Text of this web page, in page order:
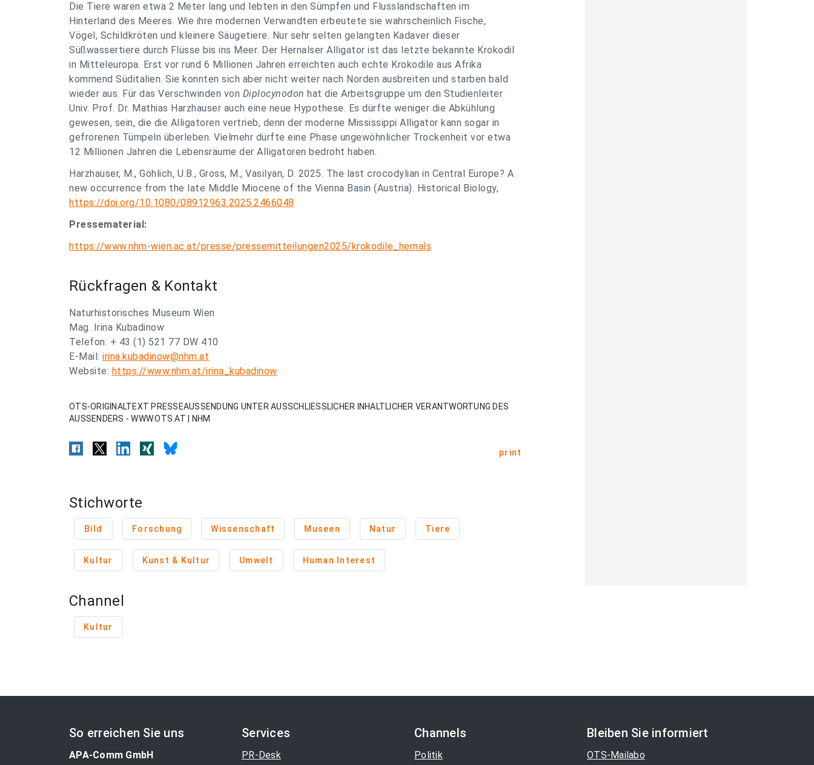
Die Tiere waren etwa 2 Meter lang und lebten in den Sümpfen und Flusslandschaften im
Hinterland des Meeres. Wie ihre modernen Verwandten erbeutete sie wahrscheinlich Fische,
Vögel, Schildkröten und kleinere Säugetiere. Nur sehr selten gelangten Kadaver dieser
Süßwassertiere durch Flüsse bis ins Meer. Der Hernalser Alligator ist das letzte bekannte Krokodil
in Mitteleuropa. Erst vor rund 6 Millionen Jahren erreichten auch echte Krokodile aus Afrika
kommend Süditalien. Sie konnten sich aber nicht weiter nach Norden ausbreiten und starben bald
wieder aus. Für das Verschwinden von Diplocynodon hat die Arbeitsgruppe um den Studienleiter
Univ. Prof. Dr. Mathias Harzhauser auch eine neue Hypothese. Es dürfte weniger die Abkühlung
gewesen, sein, die die Alligatoren vertrieb, denn der moderne Mississippi Alligator kann sogar in
gefrorenen Tümpeln überleben. Vielmehr dürfte eine Phase ungewöhnlicher Trockenheit vor etwa
12 Millionen Jahren die Lebensräume der Alligatoren bedroht haben.
Harzhauser, M., Göhlich, U.B., Gross, M., Vasilyan, D. 2025. The last crocodylian in Central Europe? A
new occurrence from the late Middle Miocene of the Vienna Basin (Austria). Historical Biology,
https://doi.org/10.1080/08912963.2025.2466048
Pressematerial:
https://www.nhm-wien.ac.at/presse/pressemitteilungen2025/krokodile_hernals
Rückfragen & Kontakt
Naturhistorisches Museum Wien
Mag. Irina Kubadinow
Telefon: + 43 (1) 521 77 DW 410
E-Mail: irina.kubadinow@nhm.at
Website: https://www.nhm.at/irina_kubadinow
OTS-ORIGINALTEXT PRESSEAUSSENDUNG UNTER AUSSCHLIESSLICHER INHALTLICHER VERANTWORTUNG DES
AUSSENDERS - WWW.OTS.AT | NHM
print
Stichworte
Bild Forschung Wissenschaft Museen Natur Tiere
Kultur Kunst & Kultur Umwelt Human Interest
Channel
Kultur
So erreichen Sie uns
APA-Comm GmbH
Services
PR-Desk
Channels
Politik
Bleiben Sie informiert
OTS-Mailabo